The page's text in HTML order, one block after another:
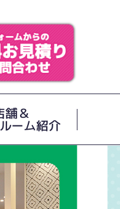
舗＆
ーム紹介